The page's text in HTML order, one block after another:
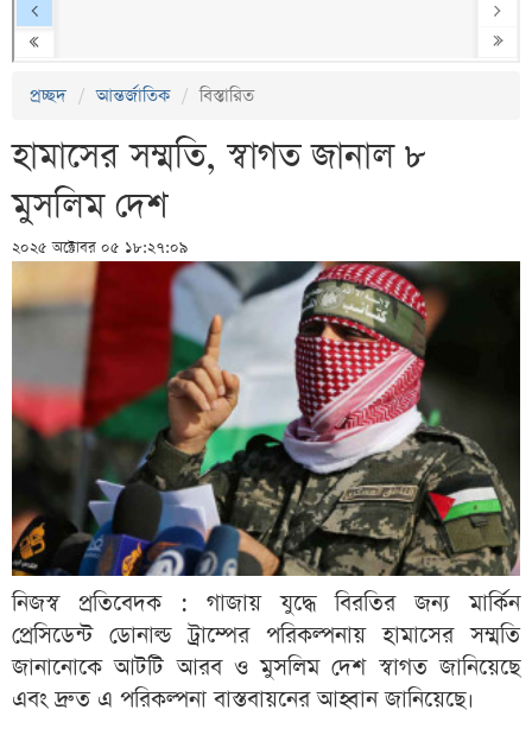
প্রচ্ছদ আন্তর্জাতিক বিস্তারিত
হামাসের সম্মতি, স্বাগত জানাল ৮
মুসলিম দেশ
২০২৫ অক্টোবর ০৫ ১৮:২৭:০৯
নিজস্ব প্রতিবেদক : গাজায় যুদ্ধে বিরতির জন্য মার্কিন
প্রেসিডেন্ট ডোনাল্ড ট্রাম্পের পরিকল্পনায় হামাসের সম্মতি
জানানোকে আটটি আরব ও মুসলিম দেশ স্বাগত জানিয়েছে
এবং দ্রুত এ পরিকল্পনা বাস্তবায়নের আহ্বান জানিয়েছে।